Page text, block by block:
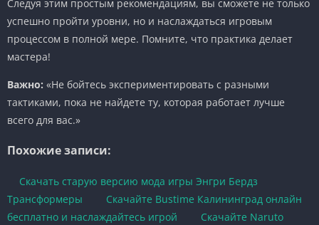
Следуя этим простым рекомендациям, вы сможете не только
успешно пройти уровни, но и наслаждаться игровым
процессом в полной мере. Помните, что практика делает
мастера!
Важно: «Не бойтесь экспериментировать с разными
тактиками, пока не найдете ту, которая работает лучше
всего для вас.»
Похожие записи:
Скачать старую версию мода игры Энгри Бердз
Трансформеры
Скачайте Bustime Калининград онлайн
бесплатно и наслаждайтесь игрой
Скачайте Naruto